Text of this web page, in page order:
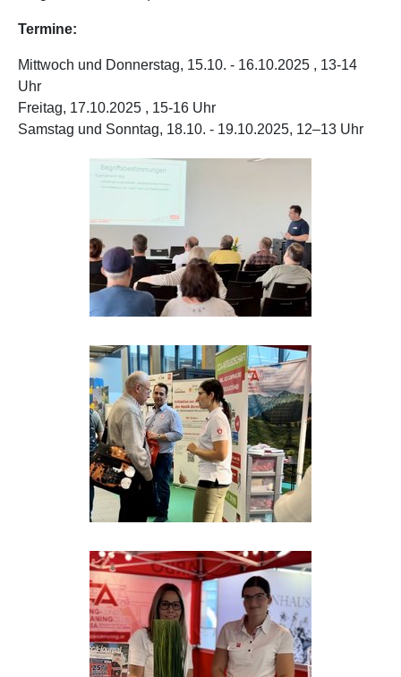
Termine:
Mittwoch und Donnerstag, 15.10. - 16.10.2025 , 13-14
Uhr
Freitag, 17.10.2025 , 15-16 Uhr
Samstag und Sonntag, 18.10. - 19.10.2025, 12–13 Uhr